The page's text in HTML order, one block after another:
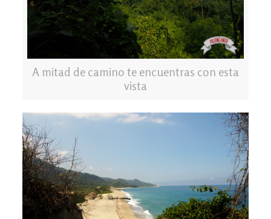
A mitad de camino te encuentras con esta
vista